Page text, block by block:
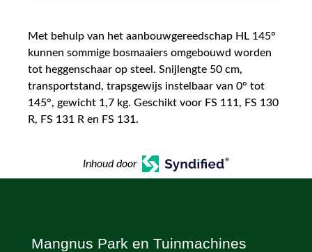
Met behulp van het aanbouwgereedschap HL 145°
kunnen sommige bosmaaiers omgebouwd worden
tot heggenschaar op steel. Snijlengte 50 cm,
transportstand, trapsgewijs instelbaar van 0° tot
145°, gewicht 1,7 kg. Geschikt voor FS 111, FS 130
R, FS 131 R en FS 131.
Inhoud door
Mangnus Park en Tuinmachines